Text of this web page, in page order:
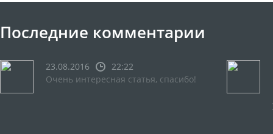
Последние комментарии
23.08.2016
22:22
Очень интересная статья, спасибо!